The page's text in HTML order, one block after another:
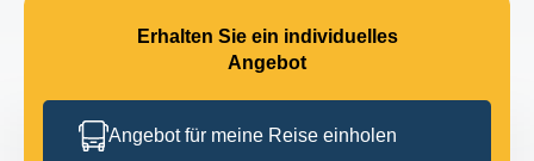
Erhalten Sie ein individuelles
Angebot
Angebot für meine Reise einholen